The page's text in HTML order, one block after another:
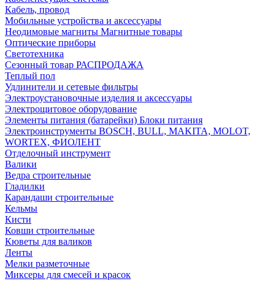
Кабель, провод
Мобильные устройства и аксессуары
Неодимовые магниты Магнитные товары
Оптические приборы
Светотехника
Сезонный товар РАСПРОДАЖА
Теплый пол
Удлинители и сетевые фильтры
Электроустановочные изделия и аксессуары
Электрощитовое оборудование
Элементы питания (батарейки) Блоки питания
Электроинструменты BOSCH, BULL, MAKITA, MOLOT,
WORTEX, ФИОЛЕНТ
Отделочный инструмент
Валики
Ведра строительные
Гладилки
Карандаши строительные
Кельмы
Кисти
Ковши строительные
Кюветы для валиков
Ленты
Мелки разметочные
Миксеры для смесей и красок